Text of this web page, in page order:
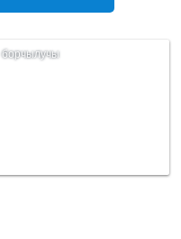
борчылучы